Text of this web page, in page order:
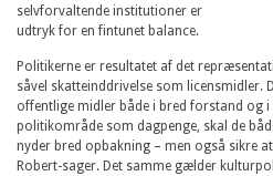
selvforvaltende institutioner er
udtryk for en fintunet balance.
Politikerne er resultatet af det
såvel skatteinddrivelse som licensmidler.
offentlige midler både i bred forstand og i
politikområde som dagpenge, skal de
nyder bred opbakning – men også sikre
Robert-sager. Det samme gælder